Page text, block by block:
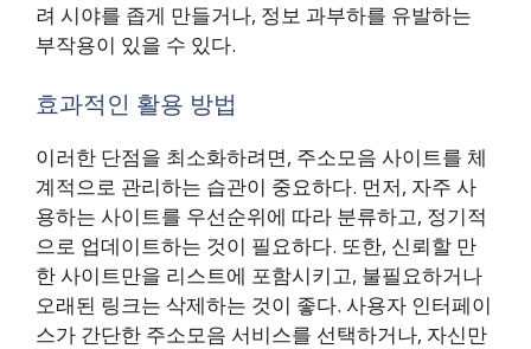
려 시야를 좁게 만들거나, 정보 과부하를 유발하는
부작용이 있을 수 있다.
효과적인 활용 방법
이러한 단점을 최소화하려면, 주소모음 사이트를 체
계적으로 관리하는 습관이 중요하다. 먼저, 자주 사
용하는 사이트를 우선순위에 따라 분류하고, 정기적
으로 업데이트하는 것이 필요하다. 또한, 신뢰할 만
한 사이트만을 리스트에 포함시키고, 불필요하거나
오래된 링크는 삭제하는 것이 좋다. 사용자 인터페이
스가 간단한 주소모음 서비스를 선택하거나, 자신만